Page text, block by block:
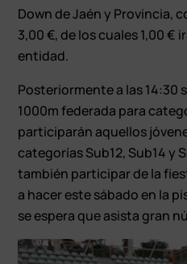
Down de Jaén y Provincia,
3,00 €, de los cuales 1,00 €
entidad.
Posteriormente a las 14:30
1000m federada para
participarán aquellos
categorías Sub12, Sub14 y
también participar de la
a hacer este sábado en la
se espera que asista gran